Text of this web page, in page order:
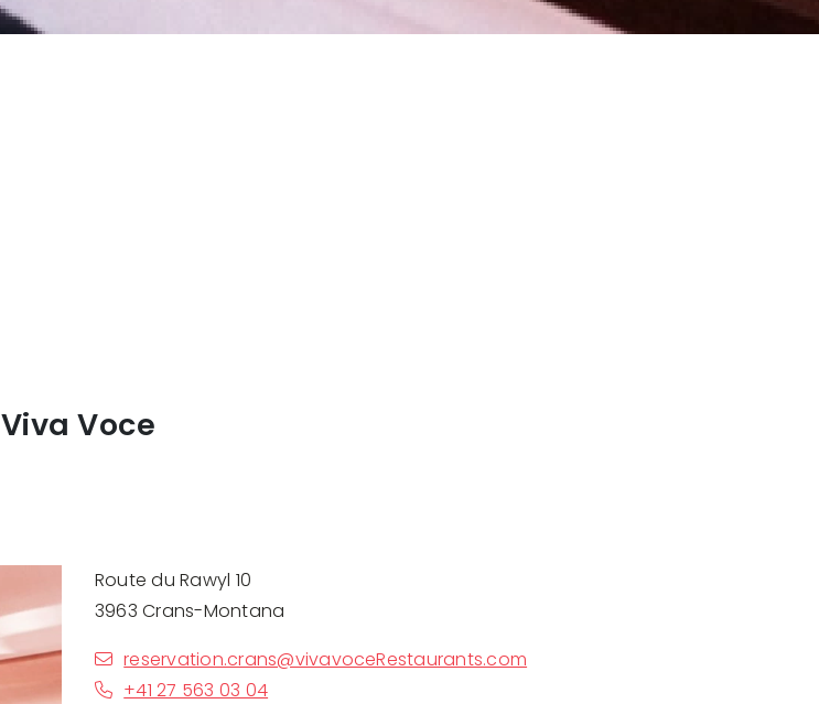
Viva Voce
Route du Rawyl 10
3963 Crans-Montana
reservation.crans@vivavoceRestaurants.com
+41 27 563 03 04